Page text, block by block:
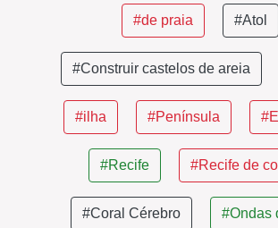
#de praia #Atol
#Construir castelos de areia
#ilha #Península
#Recife #Recife de
#Coral Cérebro #Ondas